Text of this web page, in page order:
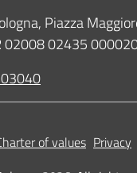
Piazza
02008 02435
of values Privacy